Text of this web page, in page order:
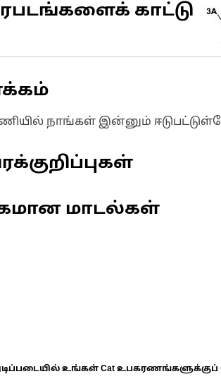
காட்டு
நாங்கள் இன்னும்
மாடல்கள்
உங்கள் Cat